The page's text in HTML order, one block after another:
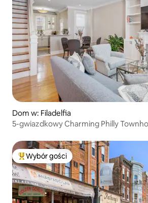
Dom w: Filadelfia
5-gwiazdkowy Charming Philly
Najpopularniejsze z kategorii Wybór
Wybór gości